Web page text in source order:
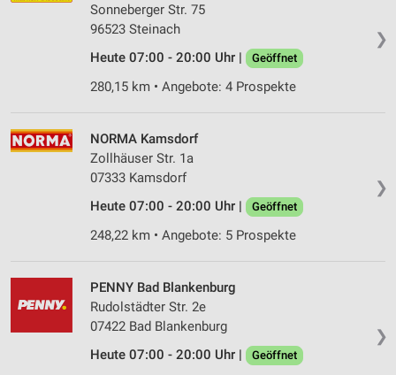
❯
Sonneberger Str. 75
96523 Steinach
Heute 07:00 - 20:00 Uhr |
Geöffnet
280,15 km • Angebote: 4 Prospekte
❯
NORMA Kamsdorf
Zollhäuser Str. 1a
07333 Kamsdorf
Heute 07:00 - 20:00 Uhr |
Geöffnet
248,22 km • Angebote: 5 Prospekte
❯
PENNY Bad Blankenburg
Rudolstädter Str. 2e
07422 Bad Blankenburg
Heute 07:00 - 20:00 Uhr |
Geöffnet